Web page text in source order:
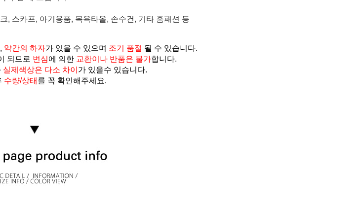
, 스카프, 아기용품, 목욕타올, 손수건, 기타 홈패션 등
약간의 하자가 있을 수 있으며 조기 품절 될 수 있습니다.
되므로 변심에 의한 교환이나 반품은 불가합니다.
실제색상은 다소 차이 가 있을수 있습니다.
수량/상태 를 꼭 확인해주세요.